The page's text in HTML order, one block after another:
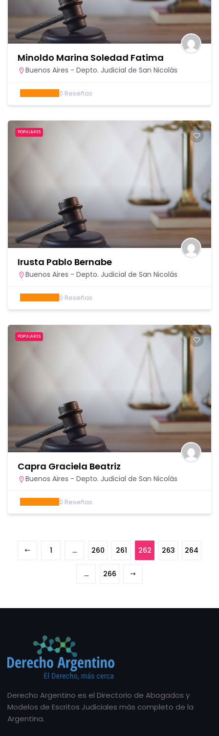
Minoldo Marina Soledad Fatima
Buenos Aires - Depto. Judicial de San Nicolás
0 Reseñas
POPULARES
Irusta Pablo Bernabe
Buenos Aires - Depto. Judicial de San Nicolás
0 Reseñas
POPULARES
Capra Graciela Beatriz
Buenos Aires - Depto. Judicial de San Nicolás
0 Reseñas
1 … 260 261 262 263 264
… 266
Derecho Argentino es el Directorio de Abogados y
Modelos de Escritos Judiciales más completo de la
Argentina.